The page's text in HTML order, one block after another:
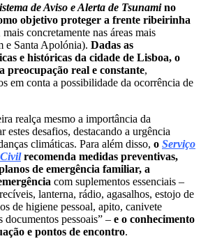
de Aviso e Alerta de Tsunamino
objetivo proteger a frente ribeirinha
mais concretamente nas áreas mais
e Santa Apolónia). Dadas as
e históricas da cidade de Lisboa, o
preocupação real e constante,
em conta a possibilidade da ocorrência de
realça mesmo a importância da
estes desafios, destacando a urgência
climáticas. Para além disso, o Serviço
recomenda medidas preventivas,
de emergência familiar, a
com suplementos essenciais –
lanterna, rádio, agasalhos, estojo de
de higiene pessoal, apito, canivete
pessoais” – e o conhecimento
e pontos de encontro.